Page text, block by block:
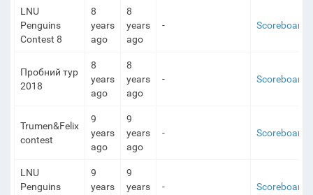
LNU
Penguins
Contest 8
8
years
ago
8
years
ago
- Scoreboard
Пробний тур
2018
8
years
ago
8
years
ago
- Scoreboard
Trumen&Felix
contest
9
years
ago
9
years
ago
- Scoreboard
LNU
Penguins
9
years
9
years
- Scoreboard